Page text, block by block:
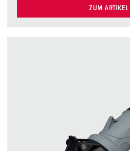
ZUM ARTIKEL